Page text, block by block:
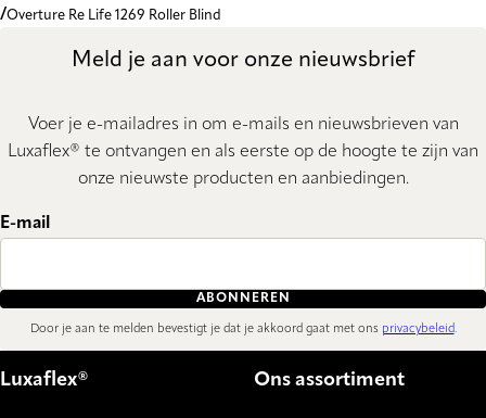
Overture Re Life 1269 Roller Blind
Meld je aan voor onze nieuwsbrief
Voer je e-mailadres in om e-mails en nieuwsbrieven van
Luxaflex® te ontvangen en als eerste op de hoogte te zijn van
onze nieuwste producten en aanbiedingen.
E-mail
ABONNEREN
Door je aan te melden bevestigt je dat je akkoord gaat met ons privacybeleid.
Luxaflex® Ons assortiment